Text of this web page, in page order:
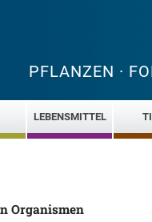
PFLANZEN ·
LEBENSMITTEL
Organismen